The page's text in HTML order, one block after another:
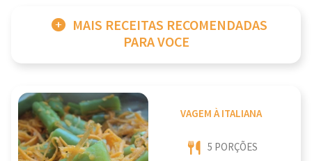
MAIS RECEITAS RECOMENDADAS
PARA VOCE
VAGEM À ITALIANA
5 PORÇÕES